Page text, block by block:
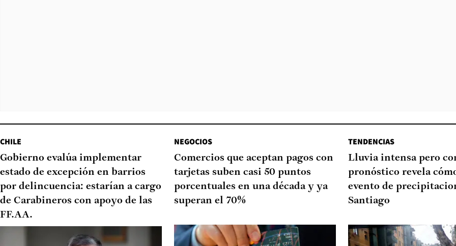
CHILE
Gobierno evalúa implementar
estado de excepción en barrios
por delincuencia: estarían a cargo
de Carabineros con apoyo de las
FF.AA.
NEGOCIOS
Comercios que aceptan pagos con
tarjetas suben casi 50 puntos
porcentuales en una década y ya
superan el 70%
TENDENCIAS
Lluvia intensa pero
pronóstico revela
evento de
Santiago